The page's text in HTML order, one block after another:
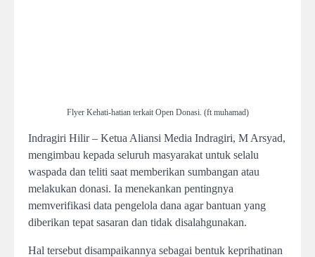
Flyer Kehati-hatian terkait Open Donasi. (ft muhamad)
Indragiri Hilir – Ketua Aliansi Media Indragiri, M Arsyad,
mengimbau kepada seluruh masyarakat untuk selalu
waspada dan teliti saat memberikan sumbangan atau
melakukan donasi. Ia menekankan pentingnya
memverifikasi data pengelola dana agar bantuan yang
diberikan tepat sasaran dan tidak disalahgunakan.
Hal tersebut disampaikannya sebagai bentuk keprihatinan